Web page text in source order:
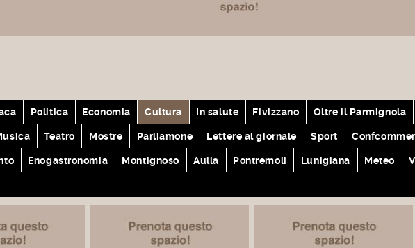
Politica Economia Cultura In salute Fivizzano Oltre il Parmignola
Teatro Mostre Parliamone Lettere al giornale Sport
Enogastronomia Montignoso Aulla Pontremoli Lunigiana Meteo